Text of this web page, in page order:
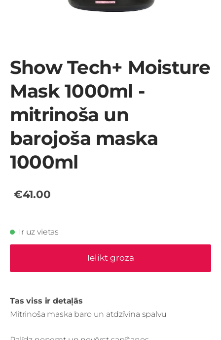
Show Tech+ Moisture
Mask 1000ml -
mitrinoša un
barojoša maska
1000ml
€41.00
Ir uz vietas
Ielikt grozā
Tas viss ir detaļās
Mitrinoša maska baro un atdzīvina spalvu